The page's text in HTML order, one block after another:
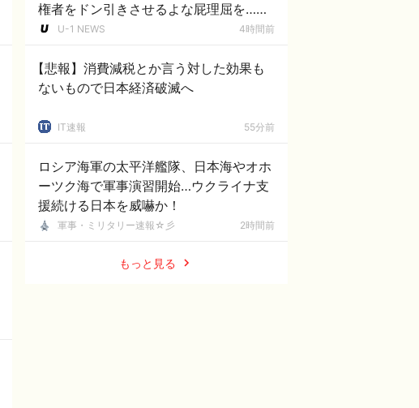
権者をドン引きさせるよな屁理屈を……
U-1 NEWS 4時間前
【悲報】消費減税とか言う対した効果も
ないもので日本経済破滅へ
IT速報 55分前
ロシア海軍の太平洋艦隊、日本海やオホ
ーツク海で軍事演習開始…ウクライナ支
援続ける日本を威嚇か！
軍事・ミリタリー速報☆彡 2時間前
もっと見る